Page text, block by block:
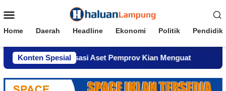
ke
Mobile
Home Daerah Headline Ekonomi Politik
Konten Spesial
Komersialisasi Aset Pemprov Kian Menguat